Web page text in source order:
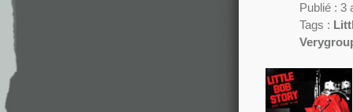
Publié : 3
Tags :